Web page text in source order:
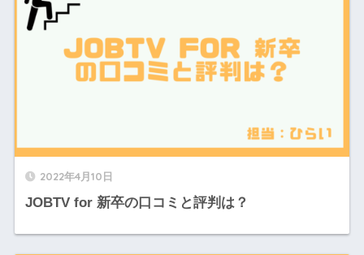
2022年4月10日
JOBTV for 新卒の口コミと評判は？